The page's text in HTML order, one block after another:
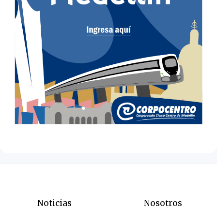
Noticias Nosotros